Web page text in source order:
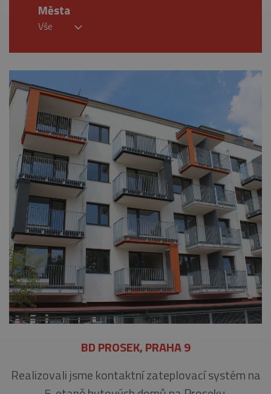
Města
Vše
BD PROSEK, PRAHA 9
Realizovali jsme kontaktní zateplovací systém na